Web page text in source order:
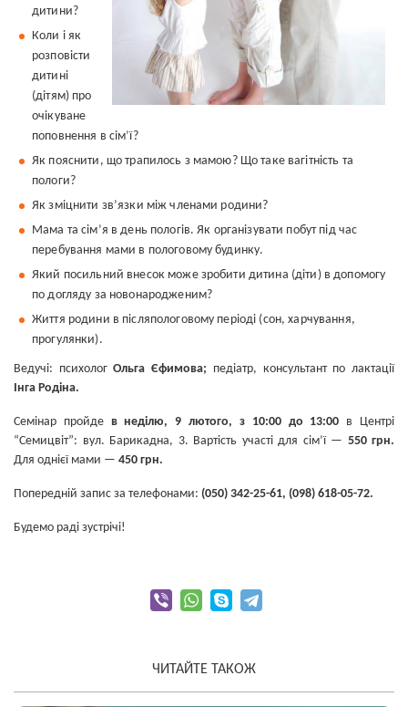
дитини?
Коли і як
розповісти
дитині
(дітям) про
очікуване
поповнення в сім’ї?
Як пояснити, що трапилось з мамою? Що таке вагітність та
пологи?
Як зміцнити зв’язки між членами родини?
Мама тасім’я в день пологів. Як організувати побут під час
перебування мами в пологовому будинку.
Який посильний внесок може зробити дитина (діти) в допомогу
по догляду за новонародженим?
Життя родини в післяпологовому періоді (сон, харчування,
прогулянки).
Ведучі: психологОльга Єфимова; педіатр, консультант по лактації
Інга Родіна.
Семінар пройде внеділю, 9 лютого, з 10:00 до 13:00 в Центрі
“Семицвіт”: вул. Барикадна, 3. Вартість участі для сім’ї — 550 грн.
Для однієї мами — 450 грн.
Попередній запис за телефонами: (050) 342-25-61, (098) 618-05-72.
Будемо раді зустрічі!
ЧИТАЙТЕ ТАКОЖ